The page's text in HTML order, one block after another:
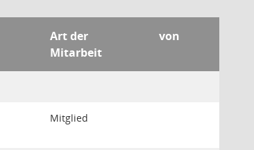
Art der
Mitarbeit
von
Mitglied